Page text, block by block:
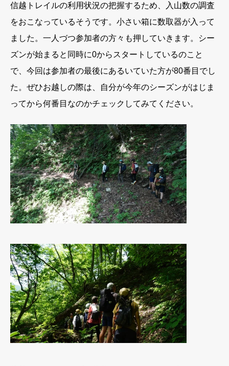
信越トレイルの利用状況の把握するため、入山数の調査
をおこなっているそうです。小さい箱に数取器が入って
ました。一人づつ参加者の方々も押していきます。シー
ズンが始まると同時に0からスタートしているのこと
で、今回は参加者の最後にあるいていた方が80番目でし
た。ぜひお越しの際は、自分が今年のシーズンがはじま
ってから何番目なのかチェックしてみてください。